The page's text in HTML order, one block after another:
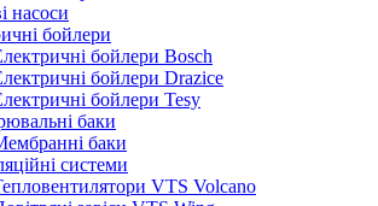
насоси
бойлери
бойлери Bosch
бойлери Drazice
бойлери Tesy
баки
баки
системи
VTS Volcano